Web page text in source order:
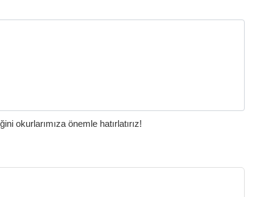
okurlarımıza önemle hatırlatırız!